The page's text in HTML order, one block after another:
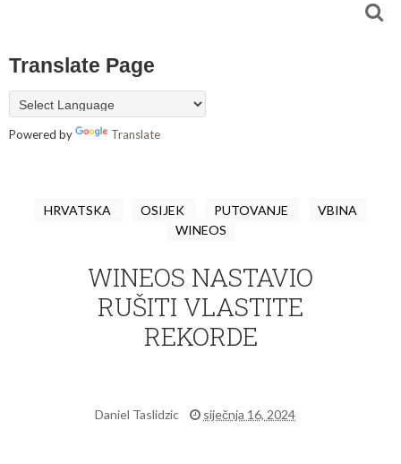
Translate Page
Powered by Translate
HRVATSKA OSIJEK PUTOVANJE
VBINA
WINEOS
WINEOS NASTAVIO
RUŠITI VLASTITE
REKORDE
Daniel Taslidzic siječnja 16, 2024